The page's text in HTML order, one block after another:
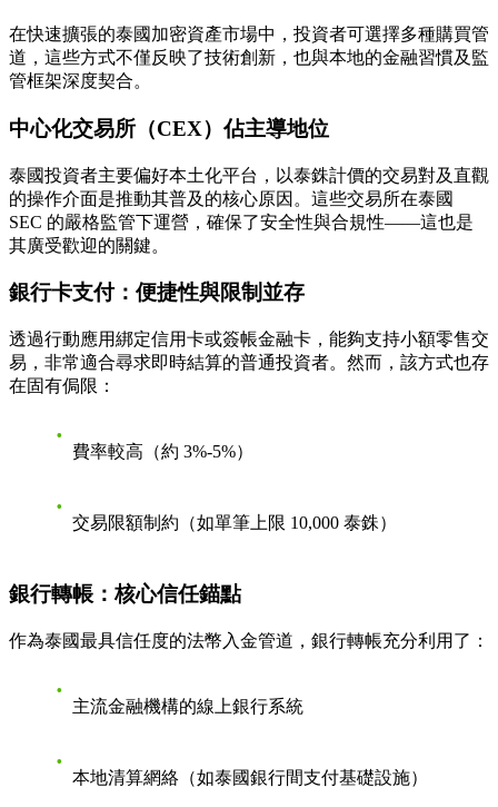
在快速擴張的泰國加密資產市場中，投資者可選擇多種購買管
道，這些方式不僅反映了技術創新，也與本地的金融習慣及監
管框架深度契合。
中心化交易所（CEX）佔主導地位
泰國投資者主要偏好本土化平台，以泰銖計價的交易對及直觀
的操作介面是推動其普及的核心原因。這些交易所在泰國
SEC 的嚴格監管下運營，確保了安全性與合規性——這也是
其廣受歡迎的關鍵。
銀行卡支付：便捷性與限制並存
透過行動應用綁定信用卡或簽帳金融卡，能夠支持小額零售交
易，非常適合尋求即時結算的普通投資者。然而，該方式也存
在固有侷限：
費率較高（約 3%-5%）
交易限額制約（如單筆上限 10,000 泰銖）
銀行轉帳：核心信任錨點
作為泰國最具信任度的法幣入金管道，銀行轉帳充分利用了：
主流金融機構的線上銀行系統
本地清算網絡（如泰國銀行間支付基礎設施）